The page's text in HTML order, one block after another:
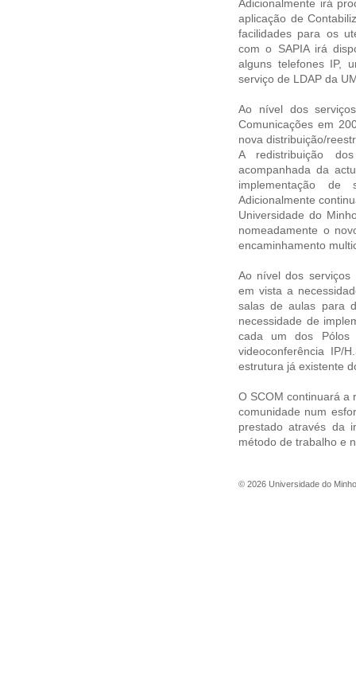
Adicionalmente irá
aplicação de
facilidades para os
com o SAPIA irá
alguns telefones IP,
serviço de LDAP da
Ao nível dos
Comunicações em
nova distribuição/
A redistribuição
acompanhada da
implementação de
Adicionalmente
Universidade do
nomeadamente o
encaminhamento
Ao nível dos serviços
em vista a
salas de aulas para
necessidade de
cada um dos Pólos
videoconferência IP/
estrutura já existente
O SCOM continuará a
comunidade num
prestado através da
método de trabalho e
© 2026 Universidade do